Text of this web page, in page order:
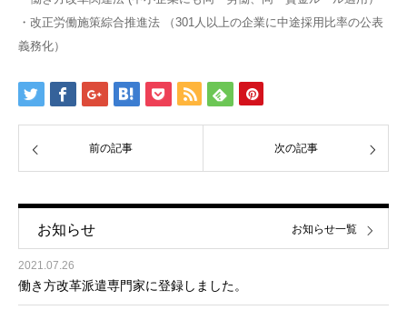
・改正労働施策綜合推進法 （301人以上の企業に中途採用比率の公表
義務化）
前の記事 次の記事
お知らせ
2021.07.26
働き方改革派遣専門家に登録しました。
お知らせ一覧